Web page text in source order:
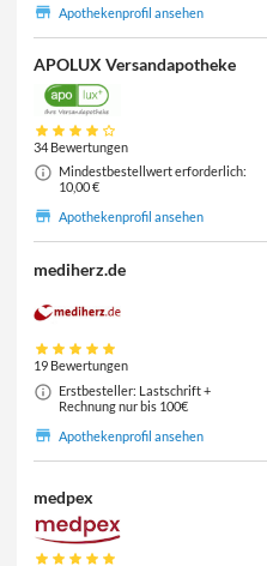
Apothekenprofil ansehen
APOLUX Versandapotheke
34 Bewertungen
Mindestbestellwert erforderlich:
10,00 €
Apothekenprofil ansehen
mediherz.de
19 Bewertungen
Erstbesteller: Lastschrift +
Rechnung nur bis 100€
Apothekenprofil ansehen
medpex